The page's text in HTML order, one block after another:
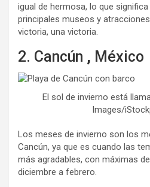
igual de hermosa, lo que
principales museos y
victoria, una victoria.
2. Cancún , México
El sol de invierno está
Images/
Los meses de invierno son los
Cancún, ya que es cuando las
más agradables, con máximas
diciembre a febrero.